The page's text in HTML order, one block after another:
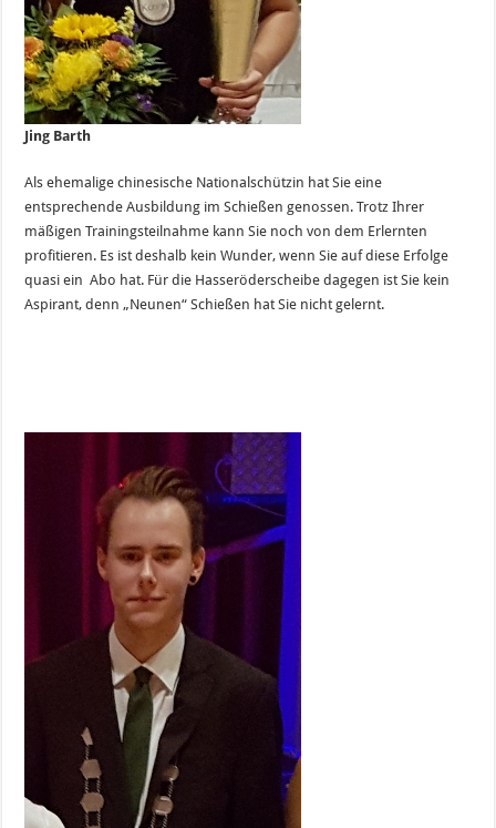
Jing Barth
Als ehemalige chinesische Nationalschützin hat Sie eine
entsprechende Ausbildung im Schießen genossen. Trotz Ihrer
mäßigen Trainingsteilnahme kann Sie noch von dem Erlernten
profitieren. Es ist deshalb kein Wunder, wenn Sie auf diese Erfolge
quasi ein Abo hat. Für die Hasseröderscheibe dagegen ist Sie kein
Aspirant, denn „Neunen“ Schießen hat Sie nicht gelernt.